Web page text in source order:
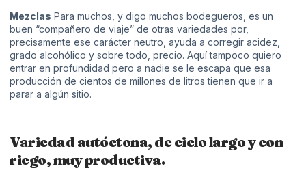
Mezclas Para muchos, y digo muchos bodegueros, es un
buen “compañero de viaje” de otras variedades por,
precisamente ese carácter neutro, ayuda a corregir acidez,
grado alcohólico y sobre todo, precio. Aquí tampoco quiero
entrar en profundidad pero a nadie se le escapa que esa
producción de cientos de millones de litros tienen que ir a
parar a algún sitio.
Variedad autóctona, de ciclo largo y con
riego, muy productiva.